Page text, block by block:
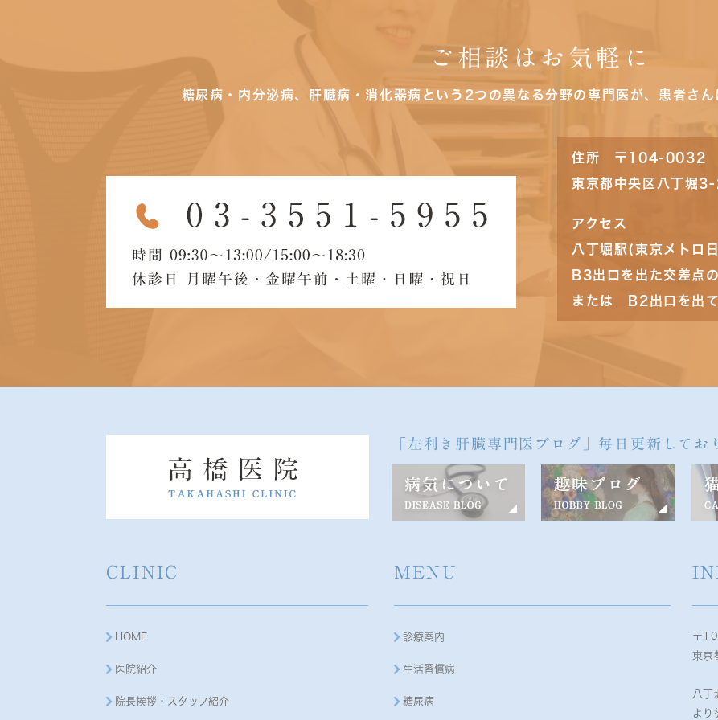
ご相談はお気軽に
糖尿病・内分泌病、肝臓病・消化器病という2つの異なる分野の専門医が、患者さ
住所 〒104-0032
東京都中央区八丁堀
アクセス
八丁堀駅(東京メトロ
B3出口を出た交差点
または B2出口を出
「左利き肝臓専門医ブログ」毎日更新してお
CLINIC
HOME
医院紹介
院長挨拶・スタッフ紹介
MENU
診療案内
生活習慣病
糖尿病
〒
東京
八丁
より